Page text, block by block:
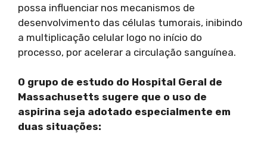
possa influenciar nos mecanismos de
desenvolvimento das células tumorais, inibindo
a multiplicação celular logo no início do
processo, por acelerar a circulação sanguínea.
O grupo de estudo do Hospital Geral de
Massachusetts sugere que o uso de
aspirina seja adotado especialmente em
duas situações: